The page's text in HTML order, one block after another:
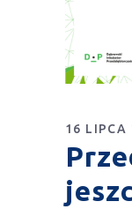
16 LIPCA